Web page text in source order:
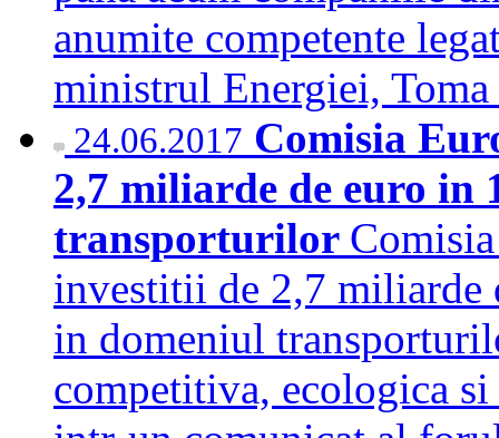
anumite competente
ministrul Energiei,
24.06.2017 Comisia
2,7 miliarde de euro in
transporturilor
investitii de 2,7 miliarde
in domeniul
competitiva, ecologica